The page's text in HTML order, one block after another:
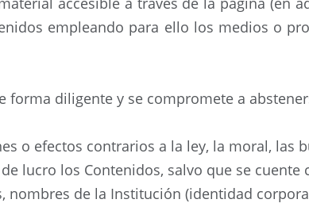
empleando para ello los medios o
forma diligente y se compromete a
o efectos contrarios a la ley, la moral, las
lucro los Contenidos, salvo que se
nombres de la Institución (identidad